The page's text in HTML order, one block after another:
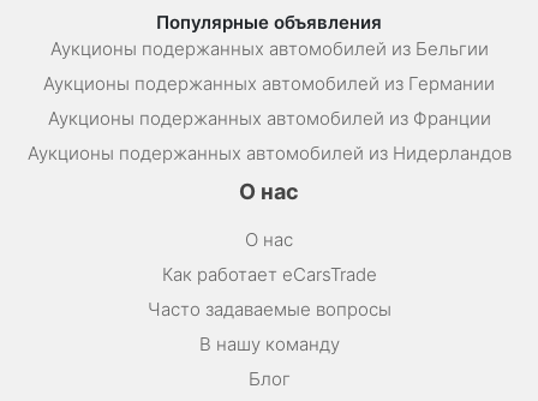
Популярные объявления
Аукционы подержанных автомобилей из Бельгии
Аукционы подержанных автомобилей из Германии
Аукционы подержанных автомобилей из Франции
Аукционы подержанных автомобилей из Нидерландов
О нас
О нас
Как работает eCarsTrade
Часто задаваемые вопросы
В нашу команду
Блог